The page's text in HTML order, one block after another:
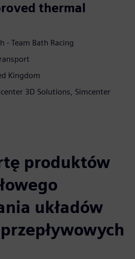
thermal
- Team Bath Racing
Kingdom
3D Solutions, Simcenter
produktów
układów